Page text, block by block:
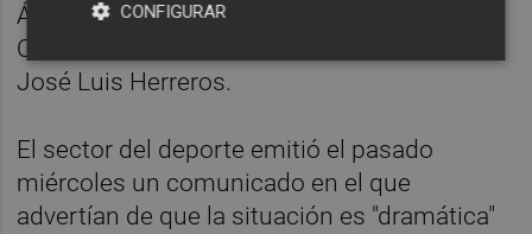
Ángel Nogueras, y el presidente del Colegio
Oficial de Licenciados en Educación Física,
José Luis Herreros.
El sector del deporte emitió el pasado
miércoles un comunicado en el que
advertían de que la situación es "dramática"
CONFIGURAR